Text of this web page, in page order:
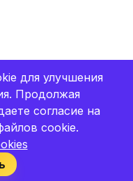
для улучшения
Продолжая
согласие на
cookie.